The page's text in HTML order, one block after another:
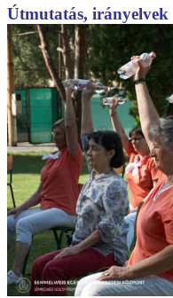
Útmutatás, irányelvek